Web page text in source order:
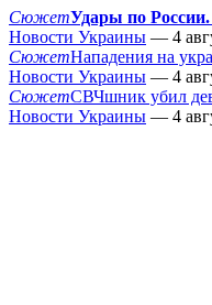
СюжетУдары по России.
Новости Украины — 4
СюжетНападения на
Новости Украины — 4
СюжетСВЧшник убил
Новости Украины — 4